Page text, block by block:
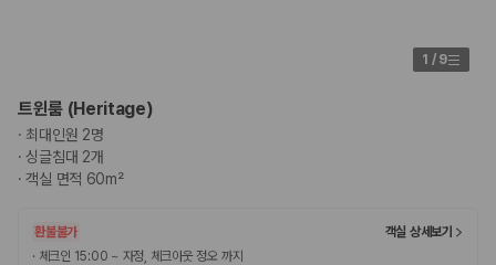
1 / 9
트윈룸 (Heritage)
· 최대인원 2명
·싱글침대 2개
·객실 면적 60m²
환불불가
객실 상세보기
· 체크인 15:00 ~ 자정, 체크아웃 정오 까지